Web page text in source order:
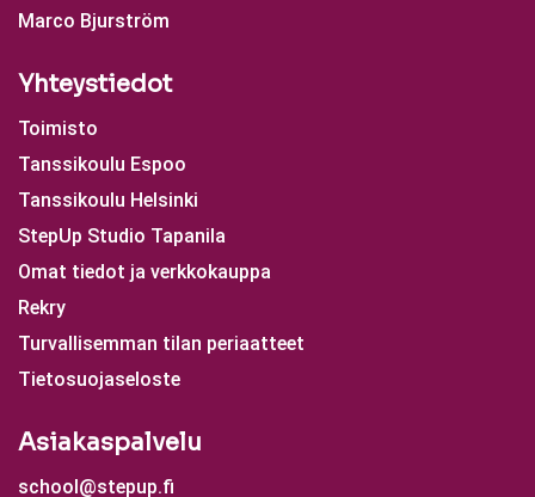
Marco Bjurström
Yhteystiedot
Toimisto
Tanssikoulu Espoo
Tanssikoulu Helsinki
StepUp Studio Tapanila
Omat tiedot ja verkkokauppa
Rekry
Turvallisemman tilan periaatteet
Tietosuojaseloste
Asiakaspalvelu
school@stepup.fi